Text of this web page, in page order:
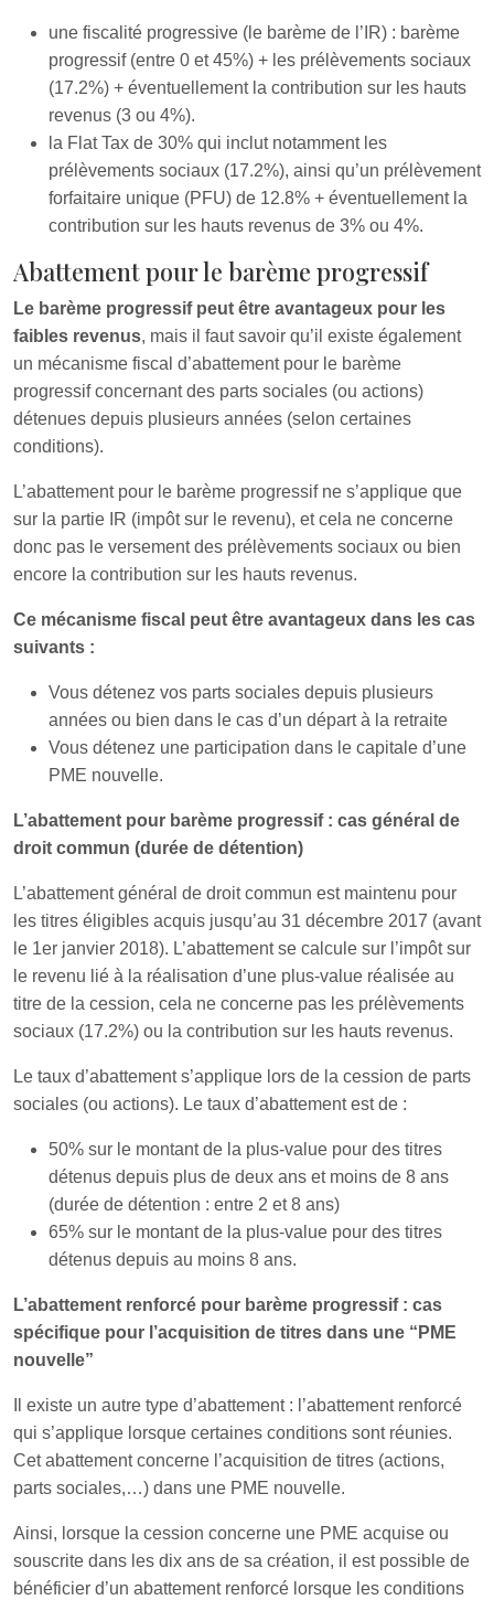
une fiscalité progressive (le barème de l’IR) : barème
progressif (entre 0 et 45%) + les prélèvements sociaux
(17.2%) + éventuellement la contribution sur les hauts
revenus (3 ou 4%).
la Flat Tax de 30% qui inclut notamment les
prélèvements sociaux (17.2%), ainsi qu’un prélèvement
forfaitaire unique (PFU) de 12.8% + éventuellement la
contribution sur les hauts revenus de 3% ou 4%.
Abattement pour le barème progressif
Le barème progressif peut être avantageux pour les
faibles revenus, mais il faut savoir qu’il existe également
un mécanisme fiscal d’abattement pour le barème
progressif concernant des parts sociales (ou actions)
détenues depuis plusieurs années (selon certaines
conditions).
L’abattement pour le barème progressif ne s’applique que
sur la partie IR (impôt sur le revenu), et cela ne concerne
donc pas le versement des prélèvements sociaux ou bien
encore la contribution sur les hauts revenus.
Ce mécanisme fiscal peut être avantageux dans les cas
suivants :
Vous détenez vos parts sociales depuis plusieurs
années ou bien dans le cas d’un départ à la retraite
Vous détenez une participation dans le capitale d’une
PME nouvelle.
L’abattement pour barème progressif : cas général de
droit commun (durée de détention)
L’abattement général de droit commun est maintenu pour
les titres éligibles acquis jusqu’au 31 décembre 2017 (avant
le 1er janvier 2018). L’abattement se calcule sur l’impôt sur
le revenu lié à la réalisation d’une plus-value réalisée au
titre de la cession, cela ne concerne pas les prélèvements
sociaux (17.2%) ou la contribution sur les hauts revenus.
Le taux d’abattement s’applique lors de la cession de parts
sociales (ou actions). Le taux d’abattement est de :
50% sur le montant de la plus-value pour des titres
détenus depuis plus de deux ans et moins de 8 ans
(durée de détention : entre 2 et 8 ans)
65% sur le montant de la plus-value pour des titres
détenus depuis au moins 8 ans.
L’abattement renforcé pour barème progressif : cas
spécifique pour l’acquisition de titres dans une “PME
nouvelle”
Il existe un autre type d’abattement : l’abattement renforcé
qui s’applique lorsque certaines conditions sont réunies.
Cet abattement concerne l’acquisition de titres (actions,
parts sociales,…) dans une PME nouvelle.
Ainsi, lorsque la cession concerne une PME acquise ou
souscrite dans les dix ans de sa création, il est possible de
bénéficier d’un abattement renforcé lorsque les conditions